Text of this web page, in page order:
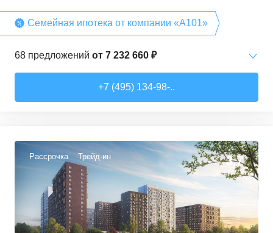
Семейная ипотека от компании «А101»
68 предложений от 7 232 660 ₽
35–36,7м² 3 предложения
2-комн. кв. от 13 342 080 ₽
72,7 м² 15 предложений
3-комн. кв. от14 592 460 ₽
+7 (495) 134-98-..
Рассрочка Трейд-ин 3,7